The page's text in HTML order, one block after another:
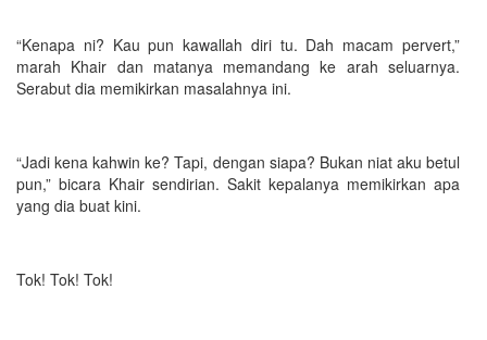
“Kenapa ni? Kau pun kawallah diri tu. Dah macam pervert,”
marah Khair dan matanya memandang ke arah seluarnya.
Serabut dia memikirkan masalahnya ini.
“Jadi kena kahwin ke? Tapi, dengan siapa? Bukan niat aku betul
pun,” bicara Khair sendirian. Sakit kepalanya memikirkan apa
yang dia buat kini.
Tok! Tok! Tok!